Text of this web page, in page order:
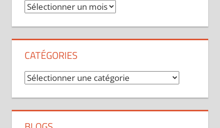
Archives
CATÉGORIES
Catégories